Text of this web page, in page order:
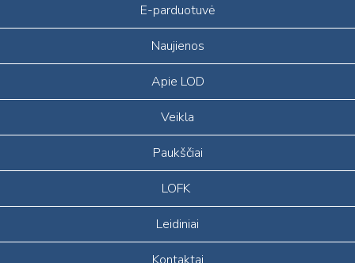
E-parduotuvė
Naujienos
Apie LOD
Veikla
Paukščiai
LOFK
Leidiniai